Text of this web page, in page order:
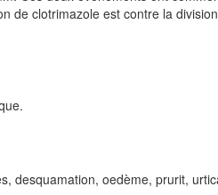
de clotrimazole est contre la
desquamation, oedème, prurit,